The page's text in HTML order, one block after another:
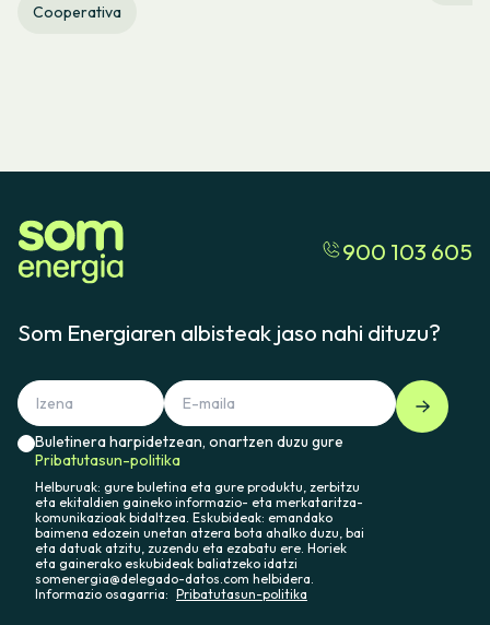
Cooperativa
900 103 605
Som Energiaren albisteak jaso nahi dituzu?
Buletinera harpidetzean, onartzen duzu gure
Pribatutasun-politika
Helburuak: gure buletina eta gure produktu, zerbitzu
eta ekitaldien gaineko informazio- eta merkataritza-
komunikazioak bidaltzea. Eskubideak: emandako
baimena edozein unetan atzera bota ahalko duzu, bai
eta datuak atzitu, zuzendu eta ezabatu ere. Horiek
eta gainerako eskubideak baliatzeko idatzi
somenergia@delegado-datos.com helbidera.
Informazio osagarria: Pribatutasun-politika